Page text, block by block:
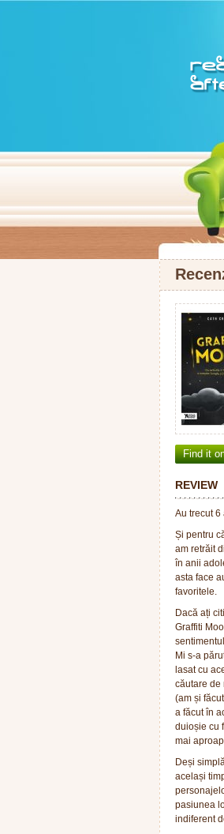
Find it
REVIEW
Au trecut 6
Și pentru
am retrăit
în anii
asta face
favoritele.
Dacă ați
Graffiti
Mi s-a
lasat cu
căutare de
(am și
a făcut în
duioșie cu
mai
Deși
același
pasiunea
indiferent